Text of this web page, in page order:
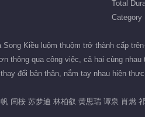
Total
Category
Kiều luộm thuộm trở thành cấp
thông qua công việc, cả hai cùng
đổi bản thân, nắm tay nhau hiện
闫桉 苏梦迪 林柏叡 黄思瑞 谭泉 肖燃